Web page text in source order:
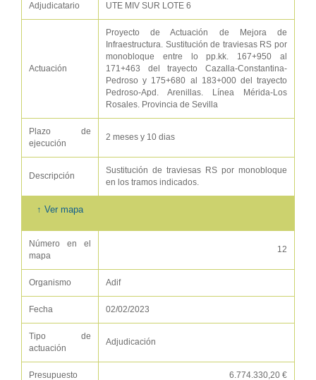
Adjudicatario UTE MIV SUR LOTE 6
Actuación
Proyecto de Actuación de Mejora de
Infraestructura. Sustitución de traviesas RS por
monobloque entre lo pp.kk. 167+950 al
171+463 del trayecto Cazalla-Constantina-
Pedroso y 175+680 al 183+000 del trayecto
Pedroso-Apd. Arenillas. Línea Mérida-Los
Rosales. Provincia de Sevilla
Plazo de
ejecución
2 meses y 10 dias
Descripción
Sustitución de traviesas RS por monobloque
en los tramos indicados.
↑ Ver mapa
Número en el
mapa
12
Organismo Adif
Fecha 02/02/2023
Tipo de
actuación
Adjudicación
Presupuesto 6.774.330,20 €